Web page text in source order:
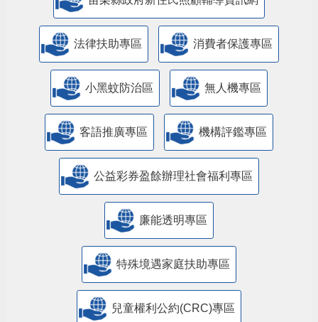
法律扶助專區 消費者保護專區
小黑蚊防治區 無人機專區
客語推廣專區 機構評鑑專區
公益彩券盈餘辦理社會福利專區
廉能透明專區
特殊境遇家庭扶助專區
兒童權利公約(CRC)專區